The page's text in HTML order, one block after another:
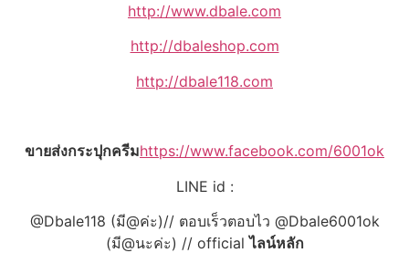
http://www.dbale.com
http://dbaleshop.com
http://dbale118.com
ขายส่งกระปุกครีมhttps://www.facebook.com/6001ok
LINE id :
@Dbale118 (มี@ค่ะ)// ตอบเร็วตอบไว @Dbale6001ok
(มี@นะค่ะ) // officialไลน์หลัก